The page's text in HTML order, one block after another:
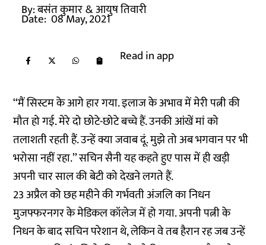
By:बसंत कुमार& आयुष तिवारी
Date: 08 May, 2021
Read in app
‘‘मैं सिस्टम के आगे हार गया. इलाज के अभाव में मेरी पत्नी की
मौत हो गई. मेरे दो छोटे-छोटे बच्चे हैं. उनकी आंखें मां को
तलाशती रहती हैं. उन्हें क्या जवाब दूं. मुझे तो अब भगवान पर भी
भरोसा नहीं रहा.’’ सचिन सैनी यह कहते हुए पास में ही खड़ी
अपनी चार साल की बेटी को देखने लगते हैं.
23 अप्रैल को छह महीने की गर्भवती अंजलि का निधन
मुजफ्फरनगर के मेडिकल कॉलेज में हो गया. अपनी पत्नी के
निधन के बाद सचिन परेशान थे, लेकिन वे तब हैरान रह जब उन्हें